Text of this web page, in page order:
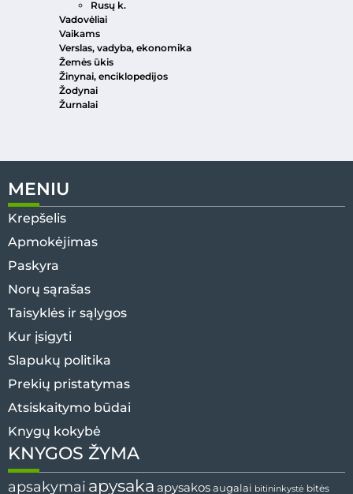
Rusų k.
Vadovėliai
Vaikams
Verslas, vadyba, ekonomika
Žemės ūkis
Žinynai, enciklopedijos
Žodynai
Žurnalai
MENIU
Krepšelis
Apmokėjimas
Paskyra
Norų sąrašas
Taisyklės ir sąlygos
Kur įsigyti
Slapukų politika
Prekių pristatymas
Atsiskaitymo būdai
Knygų kokybė
KNYGOS ŽYMA
apsakymai apysaka apysakos augalai bitininkystė bitės